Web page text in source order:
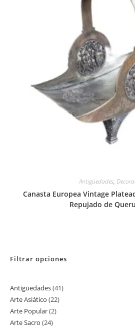
Antigüedades,
Canasta Europea Vintage
Repujado de
Filtrar opciones
Antigüedades 4141
Arte Asiático 2222
Arte Popular 22
Arte Sacro 2424